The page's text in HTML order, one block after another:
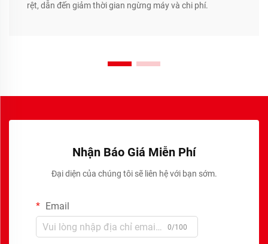
rệt, dẫn đến giảm thời gian ngừng máy và chi phí.
Nhận Báo Giá Miễn Phí
Đại diện của chúng tôi sẽ liên hệ với bạn sớm.
Email
0/100